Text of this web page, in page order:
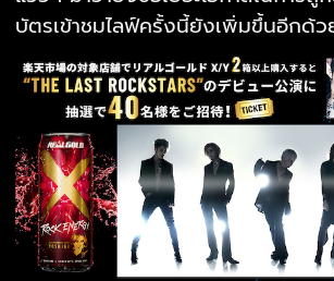
บัตรเข้าชมไลฟ์ครั้งนี้ยังเพิ่มขึ้นอีกด้